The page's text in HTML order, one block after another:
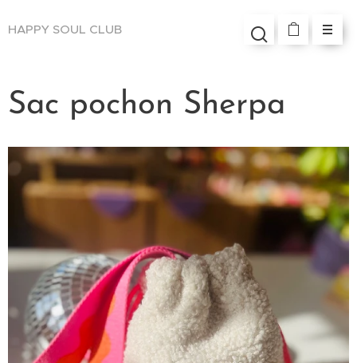
HAPPY SOUL CLUB
Sac pochon Sherpa